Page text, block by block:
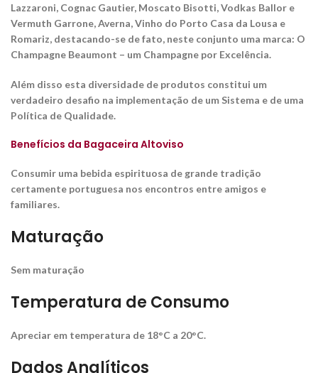
Lazzaroni, Cognac Gautier, Moscato Bisotti, Vodkas Ballor e
Vermuth Garrone, Averna, Vinho do Porto Casa da Lousa e
Romariz, destacando-se de fato, neste conjunto uma marca: O
Champagne Beaumont – um Champagne por Excelência.
Além disso esta diversidade de produtos constitui um
verdadeiro desafio na implementação de um Sistema e de uma
Política de Qualidade.
Benefícios da Bagaceira Altoviso
Consumir uma bebida espirituosa de grande tradição
certamente portuguesa nos encontros entre amigos e
familiares.
Maturação
Sem maturação
Temperatura de Consumo
Apreciar em temperatura de 18°C a 20°C.
Dados Analíticos